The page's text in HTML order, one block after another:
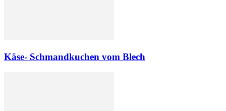
Käse- Schmandkuchen vom Blech